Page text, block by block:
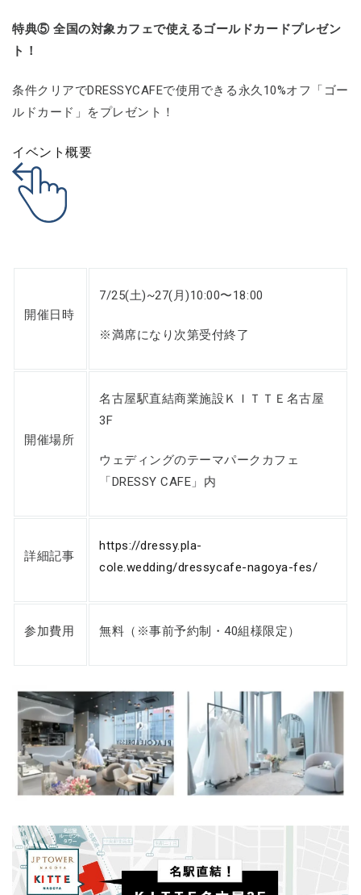
特典⑤ 全国の対象カフェで使えるゴールドカードプレゼン
ト！
条件クリアでDRESSYCAFEで使用できる永久10%オフ「ゴー
ルドカード」をプレゼント！
イベント概要
開催日時
7/25(土)~27(月)10:00〜18:00
※満席になり次第受付終了
開催場所
名古屋駅直結商業施設ＫＩＴＴＥ名古屋
3F
ウェディングのテーマパークカフェ
「DRESSY CAFE」内
詳細記事
https://dressy.pla-
cole.wedding/dressycafe-nagoya-fes/
参加費用 無料（※事前予約制・40組様限定）